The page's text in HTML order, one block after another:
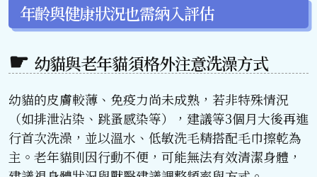
年齡與健康狀況也需納入評估
幼貓與老年貓須格外注意洗澡方式
幼貓的皮膚較薄、免疫力尚未成熟，若非特殊情況
（如排泄沾染、跳蚤感染等），建議等3個月大後再進
行首次洗澡，並以溫水、低敏洗毛精搭配毛巾擦乾為
主。老年貓則因行動不便，可能無法有效清潔身體，